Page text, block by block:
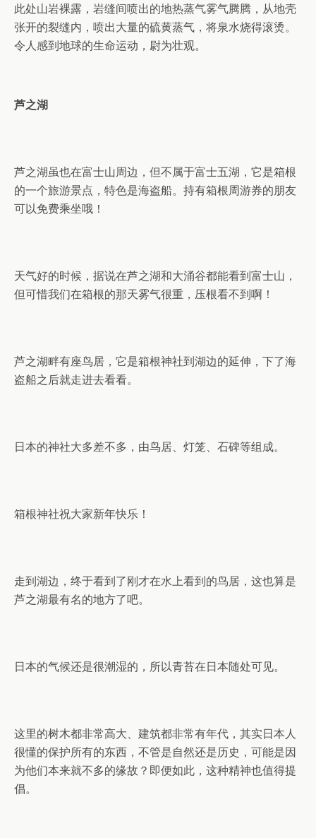
此处山岩裸露，岩缝间喷出的地热蒸气雾气腾腾，从地壳
张开的裂缝内，喷出大量的硫黄蒸气，将泉水烧得滚烫。
令人感到地球的生命运动，尉为壮观。
芦之湖
芦之湖虽也在富士山周边，但不属于富士五湖，它是箱根
的一个旅游景点，特色是海盗船。持有箱根周游券的朋友
可以免费乘坐哦！
天气好的时候，据说在芦之湖和大涌谷都能看到富士山，
但可惜我们在箱根的那天雾气很重，压根看不到啊！
芦之湖畔有座鸟居，它是箱根神社到湖边的延伸，下了海
盗船之后就走进去看看。
日本的神社大多差不多，由鸟居、灯笼、石碑等组成。
箱根神社祝大家新年快乐！
走到湖边，终于看到了刚才在水上看到的鸟居，这也算是
芦之湖最有名的地方了吧。
日本的气候还是很潮湿的，所以青苔在日本随处可见。
这里的树木都非常高大、建筑都非常有年代，其实日本人
很懂的保护所有的东西，不管是自然还是历史，可能是因
为他们本来就不多的缘故？即便如此，这种精神也值得提
倡。